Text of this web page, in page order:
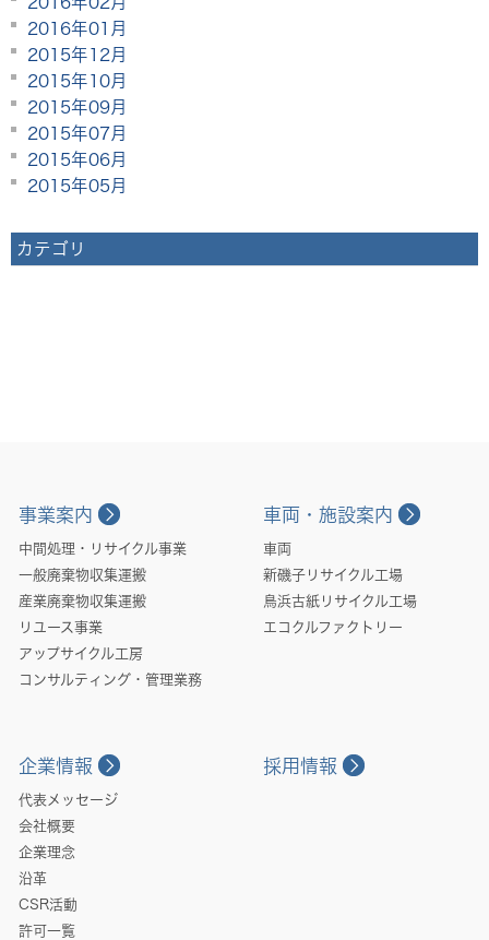
2016年01月
2015年12月
2015年10月
2015年09月
2015年07月
2015年06月
2015年05月
カテゴリ
事業案内
中間処理・リサイクル事業
一般廃棄物収集運搬
産業廃棄物収集運搬
リユース事業
アップサイクル工房
コンサルティング・管理業務
車両・施設案内
車両
新磯子リサイクル工場
鳥浜古紙リサイクル工場
エコクルファクトリー
企業情報
代表メッセージ
会社概要
企業理念
沿革
CSR活動
許可一覧
採用情報